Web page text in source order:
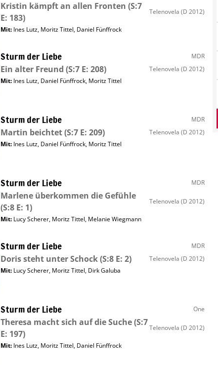
Kristin kämpft an allen Fronten (S:7
E: 183)
Telenovela (D 2012)
Mit: Ines Lutz, Moritz Tittel, Daniel Fünffrock
Sturm der Liebe MDR
Ein alter Freund (S:7 E: 208) Telenovela (D 2012)
Mit: Ines Lutz, Daniel Fünffrock, Moritz Tittel
Sturm der Liebe MDR
Martin beichtet(S:7 E: 209) Telenovela (D 2012)
Mit: Ines Lutz, Daniel Fünffrock, Moritz Tittel
Sturm der Liebe MDR
Marlene überkommen die Gefühle
(S:8 E: 1)
Telenovela (D 2012)
Mit: Lucy Scherer, Moritz Tittel, Melanie Wiegmann
Sturm der Liebe MDR
Doris steht unter Schock(S:8 E: 2) Telenovela (D 2012)
Mit: Lucy Scherer, Moritz Tittel, Dirk Galuba
Sturm der Liebe One
Theresa macht sich auf die Suche(S:7
E: 197)
Telenovela (D 2012)
Mit: Ines Lutz, Moritz Tittel, Daniel Fünffrock